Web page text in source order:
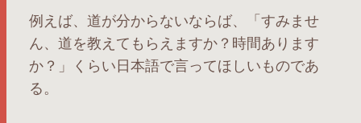
例えば、道が分からないならば、「すみませ
ん、道を教えてもらえますか？時間あります
か？」くらい日本語で言ってほしいものであ
る。